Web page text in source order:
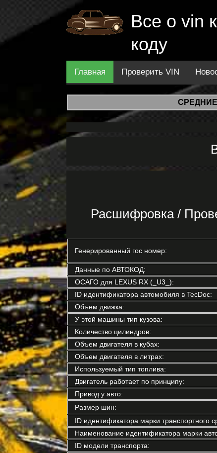
Все о vin
коду
Главная Проверить VIN
Расшифровка /
Генерированный гос номер:
Данные по АВТОКОД:
ОСАГО для LEXUS RX (_U3_):
ID идентификатора автомобиля в TecDoc:
Объем движка:
У этой машины тип кузова:
Количество цилиндров:
Объем двигателя в кубах:
Объем двигателя в литрах:
Используемый тип топлива:
Двигатель работает по принципу:
Привод у авто:
Размер шин:
ID идентификатора марки транспортного
Наименование идентификатора марки
ID модели транспорта: